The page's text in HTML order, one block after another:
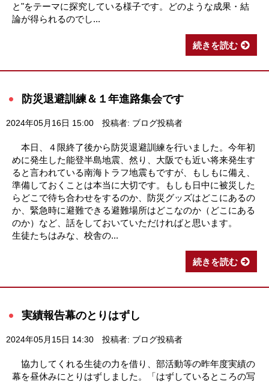
と"をテーマに探究している様子です。どのような成果・結
論が得られるのでし...
続きを読む
防災退避訓練＆１年進路集会です
2024年05月16日 15:00 投稿者: ブログ投稿者
本日、４限終了後から防災退避訓練を行いました。今年初
めに発生した能登半島地震、然り、大阪でも近い将来発生す
ると言われている南海トラフ地震もですが、もしもに備え、
準備しておくことは本当に大切です。もしも日中に被災した
らどこで待ち合わせをするのか、防災グッズはどこにあるの
か、緊急時に避難できる避難場所はどこなのか（どこにある
のか）など、話をしておいていただければと思います。
生徒たちはみな、校舎の...
続きを読む
実績報告幕のとりはずし
2024年05月15日 14:30 投稿者: ブログ投稿者
協力してくれる生徒の力を借り、部活動等の昨年度実績の
幕を昼休みにとりはずしました。「はずしているところの写